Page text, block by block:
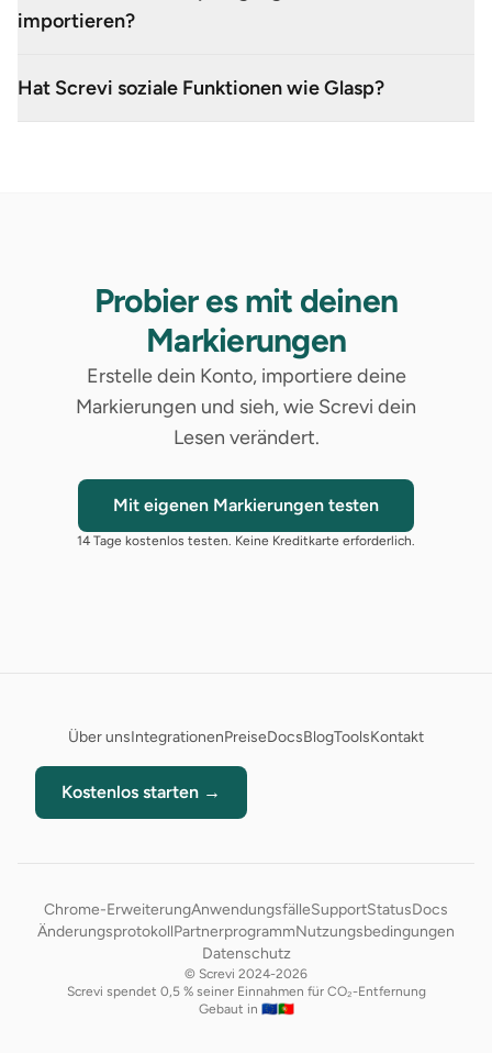
importieren?
Hat Screvi soziale Funktionen wie Glasp?
Probier es mit deinen
Markierungen
Erstelle dein Konto, importiere deine
Markierungen und sieh, wie Screvi dein
Lesen verändert.
Mit eigenen Markierungen testen
14 Tage kostenlos testen. Keine Kreditkarte erforderlich.
Über unsIntegrationenPreiseDocsBlogToolsKontakt
Kostenlos starten →
Chrome-ErweiterungAnwendungsfälleSupportStatusDocs
ÄnderungsprotokollPartnerprogrammNutzungsbedingungen
Datenschutz
© Screvi 2024-2026
Screvi spendet 0,5 % seiner Einnahmen für CO₂-Entfernung
Gebaut in 🇪🇺🇵🇹